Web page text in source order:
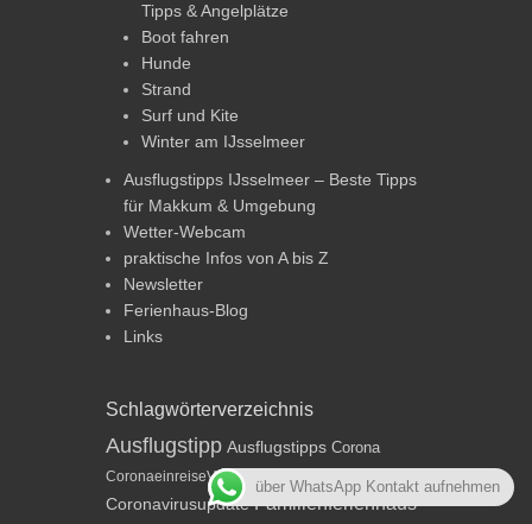
Tipps & Angelplätze
Boot fahren
Hunde
Strand
Surf und Kite
Winter am IJsselmeer
Ausflugstipps IJsselmeer – Beste Tipps
für Makkum & Umgebung
Wetter-Webcam
praktische Infos von A bis Z
Newsletter
Ferienhaus-Blog
Links
Schlagwörterverzeichnis
Ausflugstipp Ausflugstipps Corona
CoronaeinreiseVO Coronavirus
Coronavirusupdate Familienferienhaus
über WhatsApp Kontakt aufnehmen